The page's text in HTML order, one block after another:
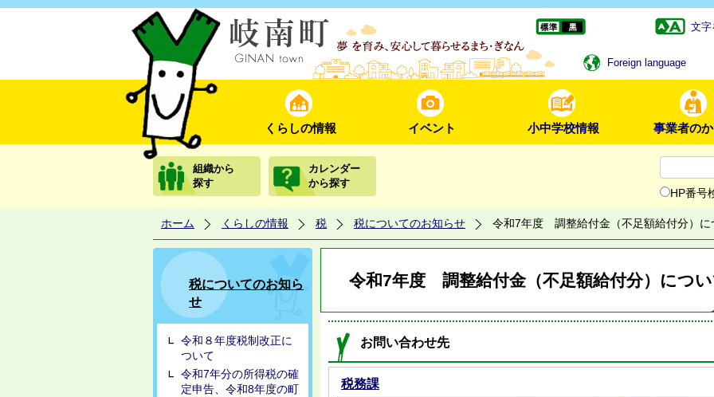
文字
Foreign language
くらしの情報 イベント 小中学校情報 事業者の
組織から
探す
カレンダー
から探す
HP番号
ホーム くらしの情報 税 税についてのお知らせ 令和7年度 調整給付金（不足額給付分）に
税についてのお知ら
せ
令和８年度税制改正に
ついて
令和7年分の所得税の確
定申告、令和8年度の町
令和7年度 調整給付金（不足額給付分）につ
お問い合わせ先
税務課